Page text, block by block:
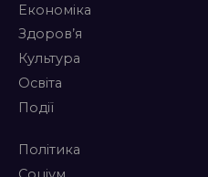
Економіка
Здоров’я
Культура
Освіта
Події
Політика